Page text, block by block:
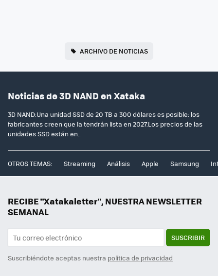
ARCHIVO DE NOTICIAS
Noticias de 3D NAND en Xataka
3D NAND:Una unidad SSD de 20 TB a 300 dólares es posible: los
fabricantes creen que la tendrán lista en 2027.Los precios de las
unidades SSD están en..
OTROS TEMAS: Streaming Análisis Apple Samsung
RECIBE "Xatakaletter", NUESTRA NEWSLETTER
SEMANAL
SUSCRIBIR
Suscribiéndote aceptas nuestra política de privacidad